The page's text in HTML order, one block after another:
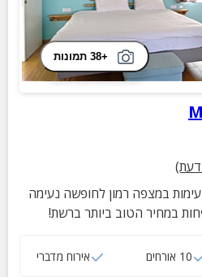
+38 תמונות
דעת)
במצפה רמון לחופשה נעימה
במחיר הטוב ביותר ברשת!
10 אורחים אירוח מדברי